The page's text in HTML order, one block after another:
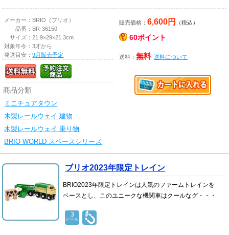
メーカー： BRIO（ブリオ）
品番： BR-36150
サイズ：21.9×29×21.3cm
対象年令：3才から
発送目安：9月販売予定
商品分類
ミニチュアタウン
木製レールウェイ 建物
木製レールウェイ 乗り物
BRIO WORLD スペースシリーズ
販売価格：6,600円 （税込）
60ポイント
送料：無料 送料について
ブリオ2023年限定トレイン
BRIO2023年限定トレインは人気のファームトレインを
ベースとし、このユニークな機関車はクールなグ・・・
3
ピース